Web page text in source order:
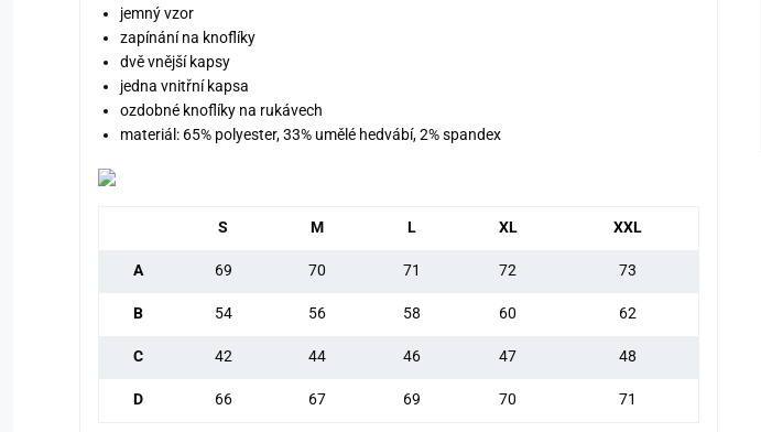
jemný vzor
zapínání na knoflíky
dvě vnější kapsy
jedna vnitřní kapsa
ozdobné knoflíky na rukávech
materiál: 65% polyester, 33% umělé hedvábí, 2% spandex
S M L XL XXL
A 69 70 71 72 73
B 54 56 58 60 62
C 42 44 46 47 48
D 66 67 69 70 71